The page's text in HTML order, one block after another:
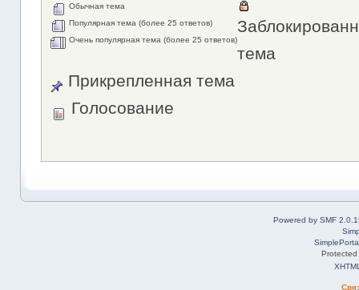
Обычная тема
Популярная тема (более 25 ответов)
Очень популярная тема (более 25 ответов)
тема
Прикрепленная тема
Голосование
Powered by SMF